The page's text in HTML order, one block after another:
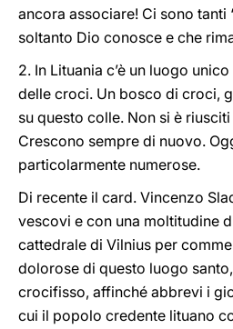
ancora associare! Ci sono tanti
soltanto Dio conosce e che
2. In Lituania c’è un luogo
delle croci. Un bosco di croci,
su questo colle. Non si è
Crescono sempre di nuovo.
particolarmente numerose.
Di recente il card. Vincenzo
vescovi e con una moltitudine
cattedrale di Vilnius per
dolorose di questo luogo
crocifisso, affinché abbrevi i
cui il popolo credente lituano